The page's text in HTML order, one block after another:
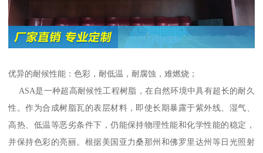
优异的耐候性能：色彩，耐低温，耐腐蚀，难燃烧；
ASA是一种超高耐候性工程树脂，在自然环境中具有超长的耐久
性。作为合成树脂瓦的表层材料，即使长期暴露于紫外线、湿气、
高热、低温等恶劣条件下，仍能保持物理性能和化学性能的稳定，
并保持色彩的亮丽。根据美国亚力桑那州和佛罗里达州等日光照射